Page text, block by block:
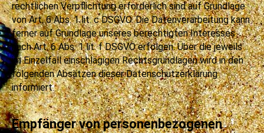
rechtlichen Verpflichtung erforderlich sind auf Grundlage
von Art. 6 Abs. 1 lit. c DSGVO. Die Datenverarbeitung kann
ferner auf Grundlage unseres berechtigten Interesses
nach Art. 6 Abs. 1 lit. f DSGVO erfolgen. Über die jeweils
im Einzelfall einschlägigen Rechtsgrundlagen wird in den
folgenden Absätzen dieser Datenschutzerklärung
informiert.
Empfänger von personenbezogenen